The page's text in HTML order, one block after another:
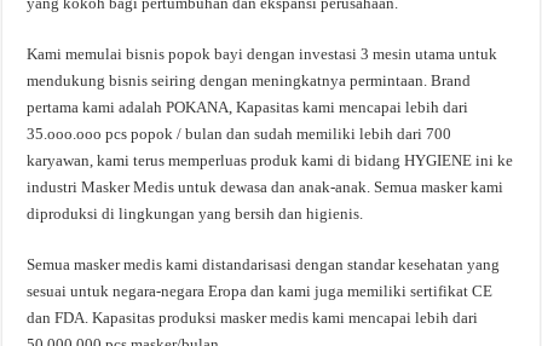
Kami memulai bisnis popok bayi dengan investasi 3 mesin utama untuk
mendukung bisnis seiring dengan meningkatnya permintaan. Brand
pertama kami adalah POKANA, Kapasitas kami mencapai lebih dari
35.ooo.ooo pcs popok / bulan dan sudah memiliki lebih dari 700
karyawan, kami terus memperluas produk kami di bidang HYGIENE ini ke
industri Masker Medis untuk dewasa dan anak-anak. Semua masker kami
diproduksi di lingkungan yang bersih dan higienis.
Semua masker medis kami distandarisasi dengan standar kesehatan yang
sesuai untuk negara-negara Eropa dan kami juga memiliki sertifikat CE
dan FDA. Kapasitas produksi masker medis kami mencapai lebih dari